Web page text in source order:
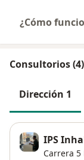
¿Cómo
Consultorios (4)
Dirección 1
IPS
Carrera 5